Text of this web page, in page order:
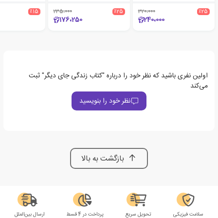
٪25 320،000
240،000
٪25 235،000
176،250
٪15
اولین نفری باشید که نظر خود را درباره "کتاب زندگی جای دیگر" ثبت
می‌کند
نظر خود را بنویسید
بازگشت به بالا
سلامت فیزیکی تحویل سریع پرداخت در 4 قسط ارسال بین‌الملل